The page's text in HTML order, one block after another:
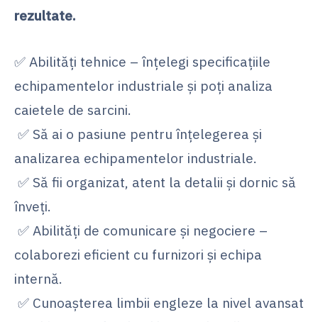
rezultate.
✅ Abilități tehnice – înțelegi specificațiile
echipamentelor industriale și poți analiza
caietele de sarcini.
✅ Să ai o pasiune pentru înțelegerea și
analizarea echipamentelor industriale.
✅ Să fii organizat, atent la detalii și dornic să
înveți.
✅ Abilități de comunicare și negociere –
colaborezi eficient cu furnizori și echipa
internă.
✅ Cunoașterea limbii engleze la nivel avansat